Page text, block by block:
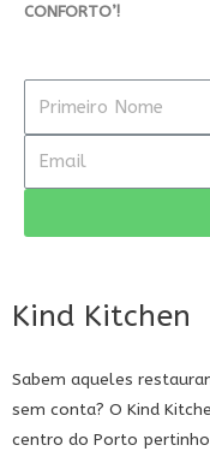
CONFORTO’!
Kind Kitchen
Sabem aqueles
sem conta? O Kind
centro do Porto